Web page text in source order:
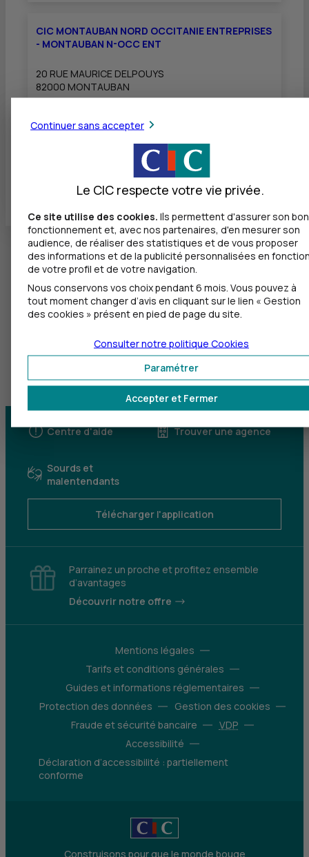
CIC MONTAUBAN NORD OCCITANIE ENTREPRISES
- MONTAUBAN N-OCC ENT
20 RUE MAURICE DELPOUYS
82000 MONTAUBAN
Fermé, ouvre à 9h00
Toutes les localités
Centre d'aide Trouver une agence
Sourds et
malentendants
Télécharger l'application
Parrainez un proche et profitez ensemble
d’avantages
Découvrir notre offre
Mentions légales
Tarifs et conditions générales
Guides et informations réglementaires
Protection des données
Gestion des cookies
Fraude et sécurité bancaire
VDP
Accessibilité
Déclaration d’accessibilité : partiellement
conforme
Construisons pour que le monde bouge
Continuer sans accepter
Le CIC respecte votre vie privée.
Ce site utilise des cookies. Ils permettent d'assurer son bon
fonctionnement et, avec nos partenaires, d'en mesurer son
audience, de réaliser des statistiques et de vous proposer
des informations et de la publicité personnalisées en
de votre profil et de votre navigation.
Nous conservons vos choix pendant 6 mois. Vous pouvez à
tout moment changer d’avis en cliquant sur le lien « Gestion
des cookies » présent en pied de page du site.
Accepter et Fermer
Paramétrer
Consulter notre politique Cookies